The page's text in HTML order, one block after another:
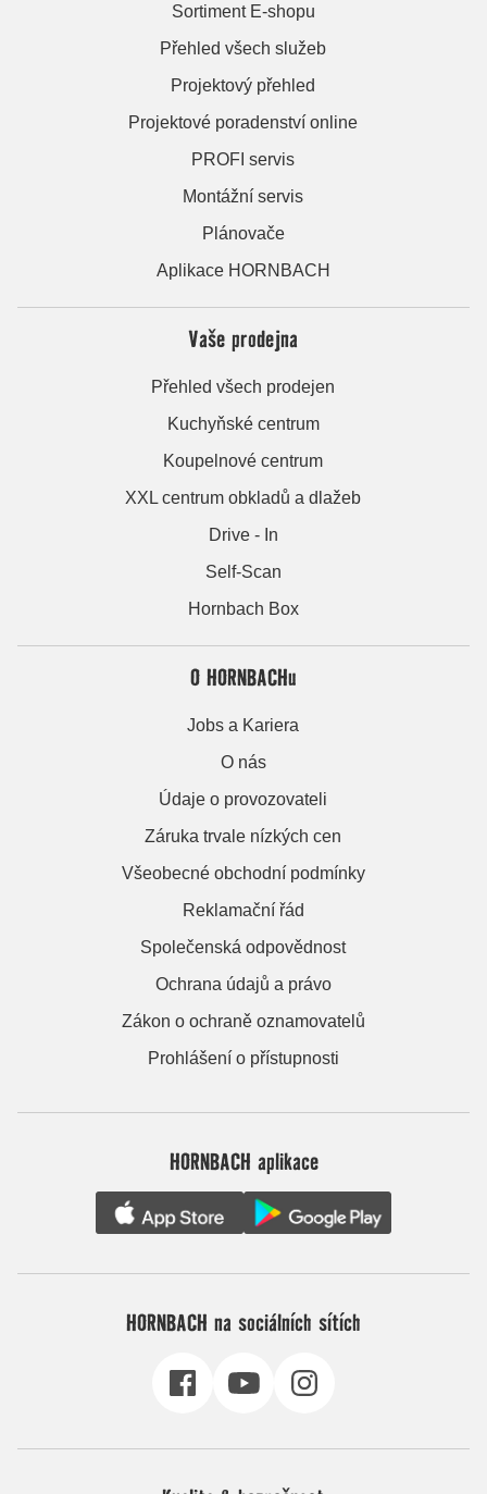
Sortiment E-shopu
Přehled všech služeb
Projektový přehled
Projektové poradenství online
PROFI servis
Montážní servis
Plánovače
Aplikace HORNBACH
Vaše prodejna
Přehled všech prodejen
Kuchyňské centrum
Koupelnové centrum
XXL centrum obkladů a dlažeb
Drive - In
Self-Scan
Hornbach Box
O HORNBACHu
Jobs a Kariera
O nás
Údaje o provozovateli
Záruka trvale nízkých cen
Všeobecné obchodní podmínky
Reklamační řád
Společenská odpovědnost
Ochrana údajů a právo
Zákon o ochraně oznamovatelů
Prohlášení o přístupnosti
HORNBACH aplikace
HORNBACH na sociálních sítích